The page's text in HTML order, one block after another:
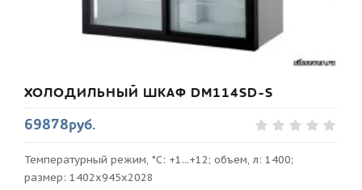
ХОЛОДИЛЬНЫЙ ШКАФ DM114SD-S
69878руб.
Температурный режим, *С: +1...+12; объем, л: 1400;
размер: 1402х945х2028